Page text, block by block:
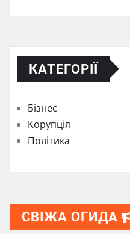
КАТЕГОРІЇ
Бізнес
Корупція
Політика
СВІЖА ОГИДА